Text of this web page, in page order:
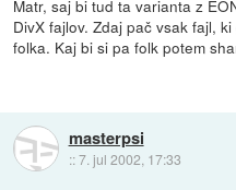
Matr, saj bi tud ta varianta z
DivX fajlov. Zdaj pač vsak fajl,
folka. Kaj bi si pa folk potem
masterpsi
::7. jul 2002, 17:33